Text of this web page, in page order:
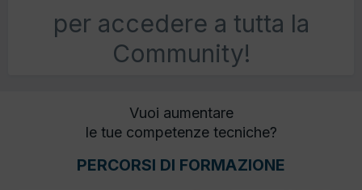
per accedere a tutta la
Community!
Vuoi aumentare
le tue competenze tecniche?
PERCORSI DI FORMAZIONE